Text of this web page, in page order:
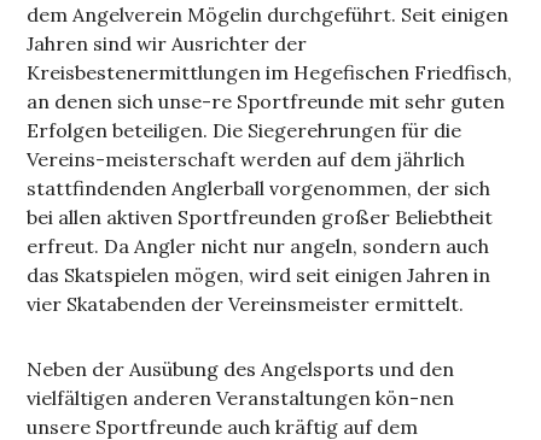
dem Angelverein Mögelin durchgeführt. Seit einigen
Jahren sind wir Ausrichter der
Kreisbestenermittlungen im Hegefischen Friedfisch,
an denen sich unse-re Sportfreunde mit sehr guten
Erfolgen beteiligen. Die Siegerehrungen für die
Vereins-meisterschaft werden auf dem jährlich
stattfindenden Anglerball vorgenommen, der sich
bei allen aktiven Sportfreunden großer Beliebtheit
erfreut. Da Angler nicht nur angeln, sondern auch
das Skatspielen mögen, wird seit einigen Jahren in
vier Skatabenden der Vereinsmeister ermittelt.
Neben der Ausübung des Angelsports und den
vielfältigen anderen Veranstaltungen kön-nen
unsere Sportfreunde auch kräftig auf dem